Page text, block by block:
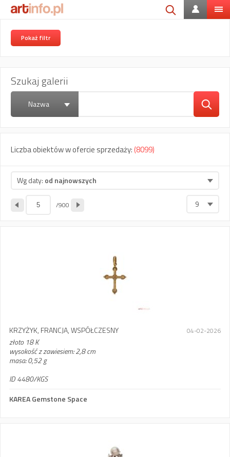
Pokaż filtr
Szukaj galerii
Nazwa
Liczba obiektów w ofercie sprzedaży:(8099)
Wg daty: od najnowszych
/900 9
KRZYŻYK, FRANCJA, WSPÓŁCZESNY
złoto 18 K
wysokość z zawiesiem: 2,8 cm
masa: 0,52 g
ID 4480/KGS
04-02-2026
KAREA Gemstone Space